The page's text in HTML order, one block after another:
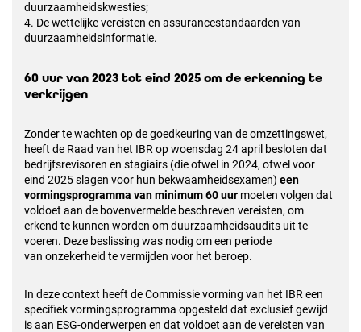
duurzaamheidskwesties;
4. De wettelijke vereisten en assurancestandaarden van
duurzaamheidsinformatie.
60 uur van 2023 tot eind 2025 om de erkenning te
verkrijgen
Zonder te wachten op de goedkeuring van de omzettingswet,
heeft de Raad van het IBR op woensdag 24 april besloten dat
bedrijfsrevisoren en stagiairs (die ofwel in 2024, ofwel voor
eind 2025 slagen voor hun bekwaamheidsexamen) een
vormingsprogramma van minimum 60 uur moeten volgen dat
voldoet aan de bovenvermelde beschreven vereisten, om
erkend te kunnen worden om duurzaamheidsaudits uit te
voeren. Deze beslissing was nodig om een periode
van onzekerheid te vermijden voor het beroep.
In deze context heeft de Commissie vorming van het IBR een
specifiek vormingsprogramma opgesteld dat exclusief gewijd
is aan ESG-onderwerpen en dat voldoet aan de vereisten van